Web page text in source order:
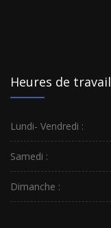
Heures de travail
Lundi- Vendredi :
Samedi :
Dimanche :